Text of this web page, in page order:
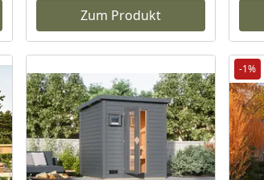
Zum Produkt
-1%